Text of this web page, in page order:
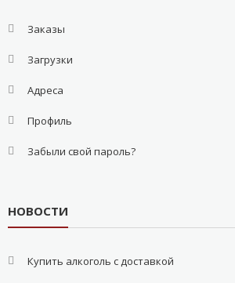
Заказы
Загрузки
Адреса
Профиль
Забыли свой пароль?
НОВОСТИ
Купить алкоголь с доставкой